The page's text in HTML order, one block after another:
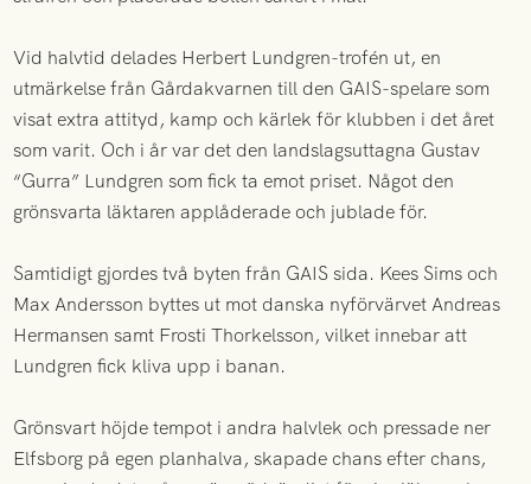
Vid halvtid delades Herbert Lundgren-trofén ut, en
utmärkelse från Gårdakvarnen till den GAIS-spelare som
visat extra attityd, kamp och kärlek för klubben i det året
som varit. Och i år var det den landslagsuttagna Gustav
“Gurra” Lundgren som fick ta emot priset. Något den
grönsvarta läktaren applåderade och jublade för.
Samtidigt gjordes två byten från GAIS sida. Kees Sims och
Max Andersson byttes ut mot danska nyförvärvet Andreas
Hermansen samt Frosti Thorkelsson, vilket innebar att
Lundgren fick kliva upp i banan.
Grönsvart höjde tempot i andra halvlek och pressade ner
Elfsborg på egen planhalva, skapade chans efter chans,